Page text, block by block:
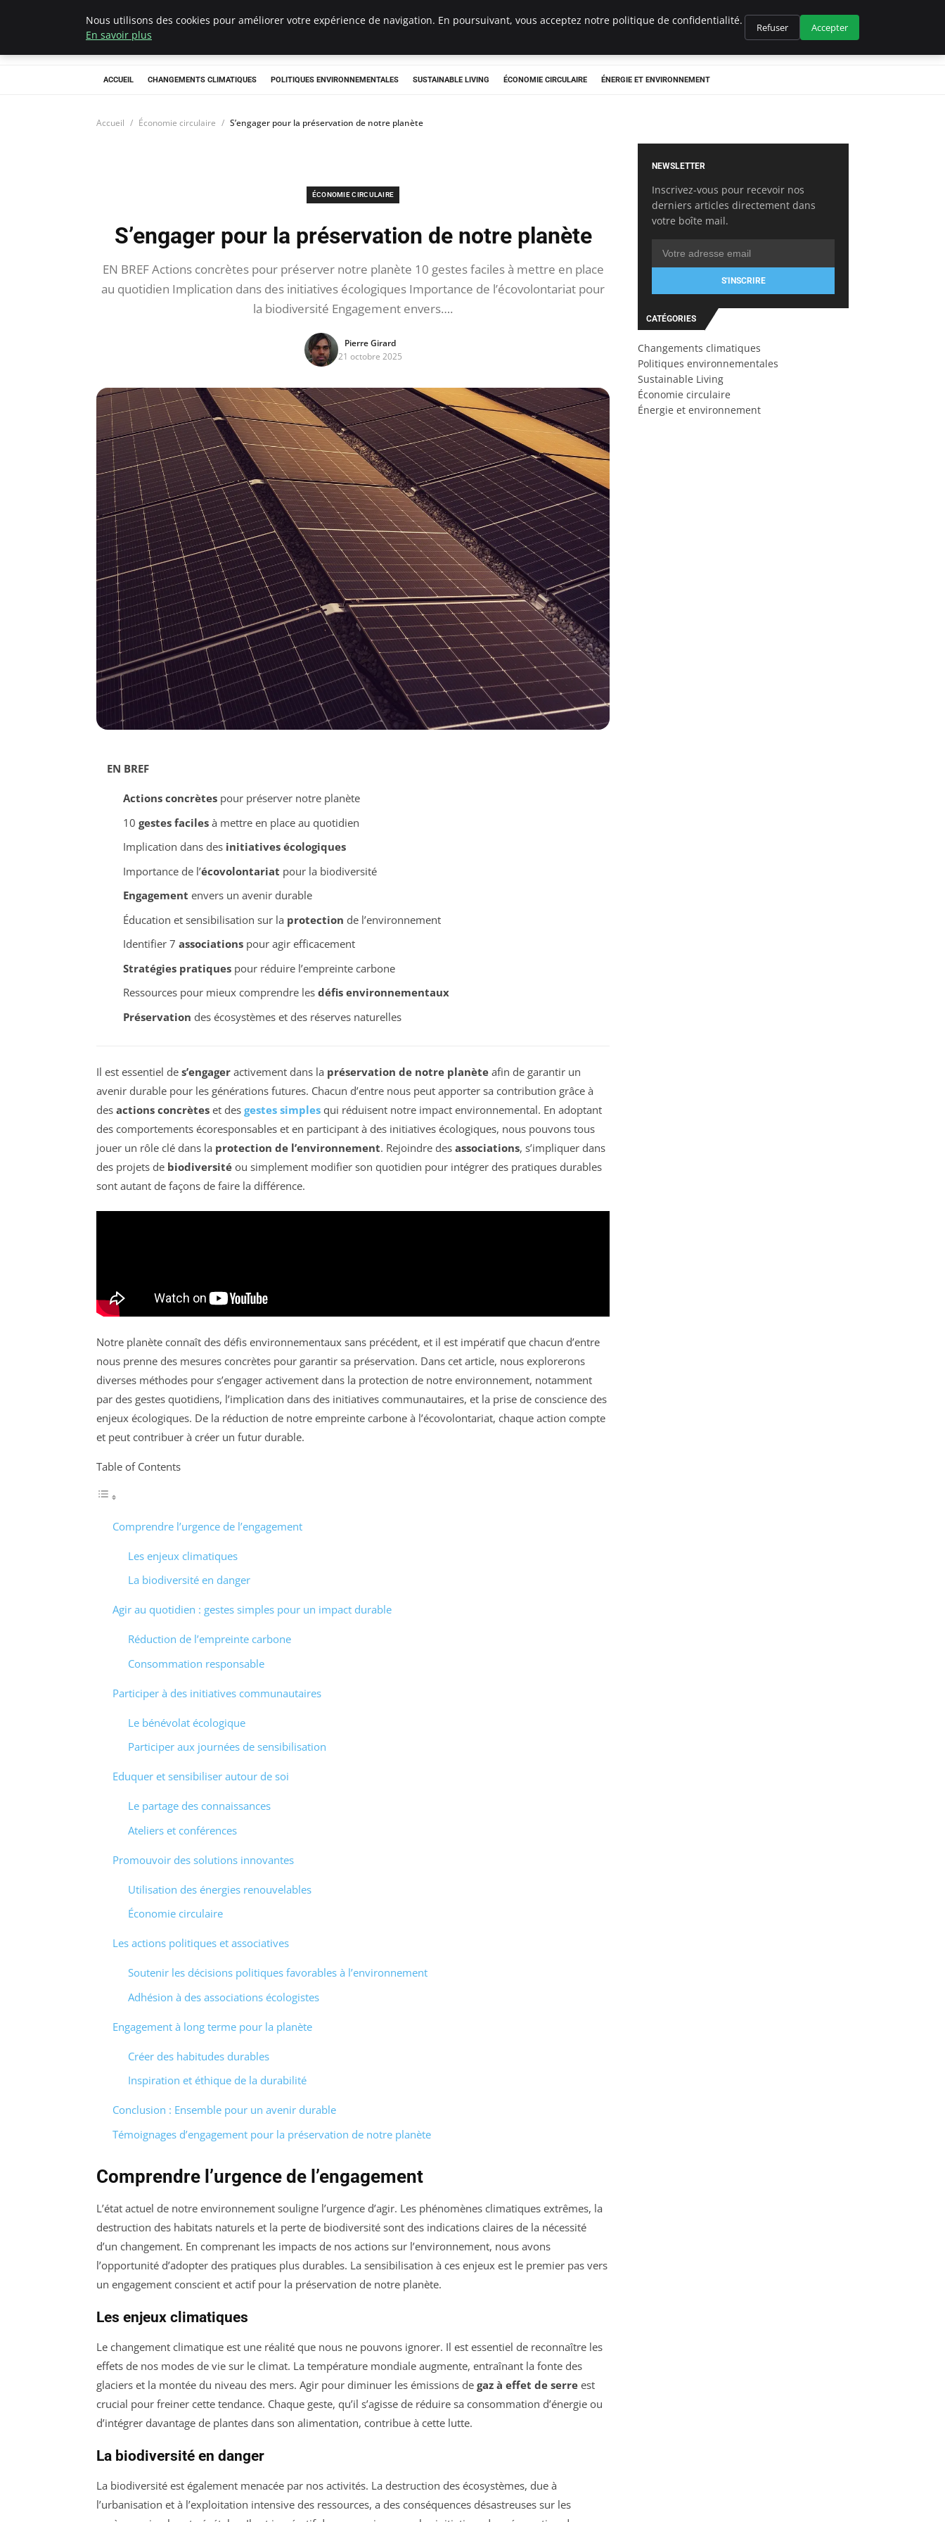
Climategatecountryclub.com
ACCUEIL CHANGEMENTS CLIMATIQUES POLITIQUES ENVIRONNEMENTALES SUSTAINABLE LIVING ÉCONOMIE CIRCULAIRE ÉNERGIE ET ENVIRONNEMENT
Accueil Économie circulaire S’engager pour la préservation de notre planète
ÉCONOMIE CIRCULAIRE
S’engager pour la préservation de notre planète
EN BREF Actions concrètes pour préserver notre planète 10 gestes faciles à mettre en place
au quotidien Implication dans des initiatives écologiques Importance de l’écovolontariat pour
la biodiversité Engagement envers….
Pierre Girard
21 octobre 2025
EN BREF
Actions concrètespour préserver notre planète
10 gestes facilesà mettre en place au quotidien
Implication dans des initiatives écologiques
Importance de l’écovolontariat pour la biodiversité
Engagement envers un avenir durable
Éducation et sensibilisation sur la protection de l’environnement
Identifier 7 associationspour agir efficacement
Stratégies pratiquespour réduire l’empreinte carbone
Ressources pour mieux comprendre les défis environnementaux
Préservation des écosystèmes et des réserves naturelles
Il est essentiel de s’engager activement dans la préservation de notre planète afin de garantir un
avenir durable pour les générations futures. Chacun d’entre nous peut apporter sa contribution grâce à
des actions concrètes et des gestes simples qui réduisent notre impact environnemental. En adoptant
des comportements écoresponsables et en participant à des initiatives écologiques, nous pouvons tous
jouer un rôle clé dans la protection de l’environnement. Rejoindre des associations, s’impliquer dans
des projets de biodiversité ou simplement modifier son quotidien pour intégrer des pratiques durables
sont autant de façons de faire la différence.
Notre planète connaît des défis environnementaux sans précédent, et il est impératif que chacun d’entre
nous prenne des mesures concrètes pour garantir sa préservation. Dans cet article, nous explorerons
diverses méthodes pour s’engager activement dans la protection de notre environnement, notamment
par des gestes quotidiens, l’implication dans des initiatives communautaires, et la prise de conscience des
enjeux écologiques. De la réduction de notre empreinte carbone à l’écovolontariat, chaque action compte
et peut contribuer à créer un futur durable.
Table of Contents
Comprendre l’urgence de l’engagement
Les enjeux climatiques
La biodiversité en danger
Agir au quotidien : gestes simples pour un impact durable
Réduction de l’empreinte carbone
Consommation responsable
Participer à des initiatives communautaires
Le bénévolat écologique
Participer aux journées de sensibilisation
Eduquer et sensibiliser autour de soi
Le partage des connaissances
Ateliers et conférences
Promouvoir des solutions innovantes
Utilisation des énergies renouvelables
Économie circulaire
Les actions politiques et associatives
Soutenir les décisions politiques favorables à l’environnement
Adhésion à des associations écologistes
Engagement à long terme pour la planète
Créer des habitudes durables
Inspiration et éthique de la durabilité
Conclusion : Ensemble pour un avenir durable
Témoignages d’engagement pour la préservation de notre planète
Comprendre l’urgence de l’engagement
L’état actuel de notre environnement souligne l’urgence d’agir. Les phénomènes climatiques extrêmes, la
destruction des habitats naturels et la perte de biodiversité sont des indications claires de la nécessité
d’un changement. En comprenant les impacts de nos actions sur l’environnement, nous avons
l’opportunité d’adopter des pratiques plus durables. La sensibilisation à ces enjeux est le premier pas vers
un engagement conscient et actif pour la préservation de notre planète.
Les enjeux climatiques
Le changement climatique est une réalité que nous ne pouvons ignorer. Il est essentiel de reconnaître les
effets de nos modes de vie sur le climat. La température mondiale augmente, entraînant la fonte des
glaciers et la montée du niveau des mers. Agir pour diminuer les émissions de gaz à effet de serre est
crucial pour freiner cette tendance. Chaque geste, qu’il s’agisse de réduire sa consommation d’énergie ou
d’intégrer davantage de plantes dans son alimentation, contribue à cette lutte.
La biodiversité en danger
La biodiversité est également menacée par nos activités. La destruction des écosystèmes, due à
l’urbanisation et à l’exploitation intensive des ressources, a des conséquences désastreuses sur les
NEWSLETTER
Inscrivez-vous pour recevoir nos
derniers articles directement dans
votre boîte mail.
S'INSCRIRE
CATÉGORIES
Changements climatiques
Politiques environnementales
Sustainable Living
Économie circulaire
Énergie et environnement
Nous utilisons des cookies pour améliorer votre expérience de navigation. En poursuivant, vous acceptez notre politique de confidentialité.
En savoir plus
Refuser Accepter